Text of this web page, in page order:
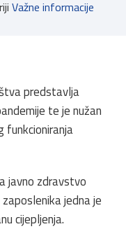
Važne informacije
predstavlja
te je nužan
funkcioniranja
javno zdravstvo
jedna je
cijepljenja.